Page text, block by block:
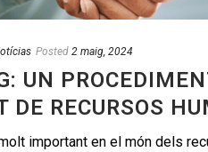
Posted 2 maig, 2024
UN
DE RECURSOS
important en el món dels